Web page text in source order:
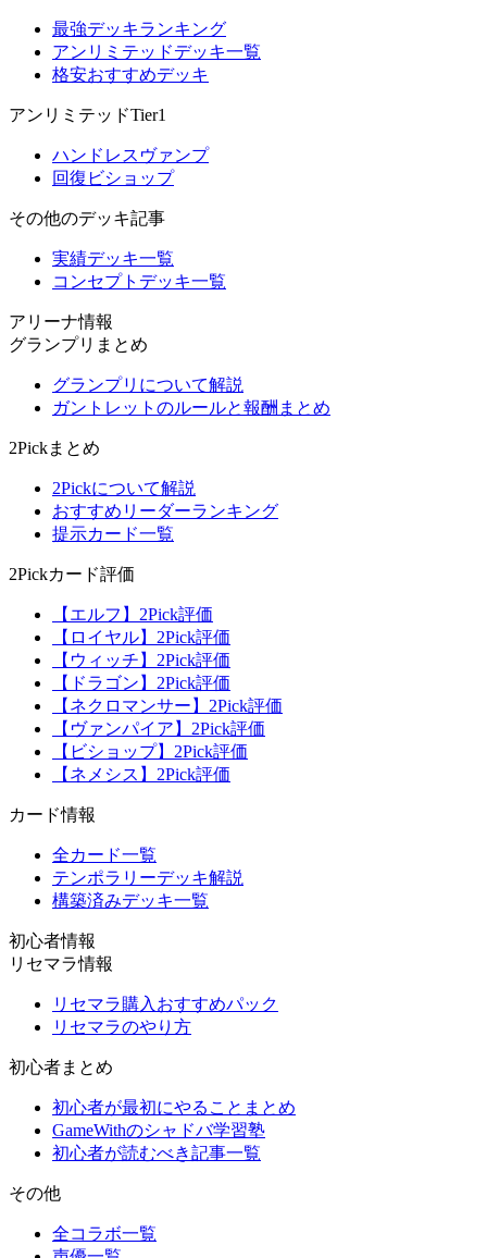
最強デッキランキング
アンリミテッドデッキ一覧
格安おすすめデッキ
アンリミテッドTier1
ハンドレスヴァンプ
回復ビショップ
その他のデッキ記事
実績デッキ一覧
コンセプトデッキ一覧
アリーナ情報
グランプリまとめ
グランプリについて解説
ガントレットのルールと報酬まとめ
2Pickまとめ
2Pickについて解説
おすすめリーダーランキング
提示カード一覧
2Pickカード評価
【エルフ】2Pick評価
【ロイヤル】2Pick評価
【ウィッチ】2Pick評価
【ドラゴン】2Pick評価
【ネクロマンサー】2Pick評価
【ヴァンパイア】2Pick評価
【ビショップ】2Pick評価
【ネメシス】2Pick評価
カード情報
全カード一覧
テンポラリーデッキ解説
構築済みデッキ一覧
初心者情報
リセマラ情報
リセマラ購入おすすめパック
リセマラのやり方
初心者まとめ
初心者が最初にやることまとめ
GameWithのシャドバ学習塾
初心者が読むべき記事一覧
その他
全コラボ一覧